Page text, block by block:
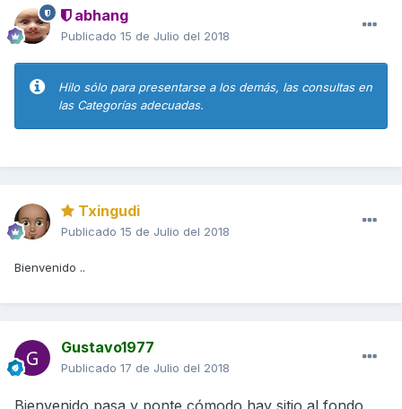
abhang
Publicado 15 de Julio del 2018
Hilo sólo para presentarse a los demás, las consultas en
las Categorías adecuadas.
Txingudi
Publicado 15 de Julio del 2018
Bienvenido ..
Gustavo1977
Publicado 17 de Julio del 2018